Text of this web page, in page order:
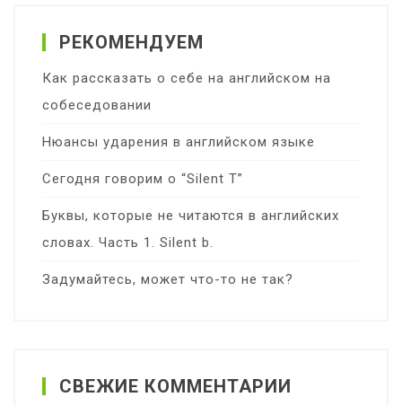
РЕКОМЕНДУЕМ
Как рассказать о себе на английском на
собеседовании
Нюансы ударения в английском языке
Сегодня говорим о “Silent T”
Буквы, которые не читаются в английских
словах. Часть 1. Silent b.
Задумайтесь, может что-то не так?
СВЕЖИЕ КОММЕНТАРИИ